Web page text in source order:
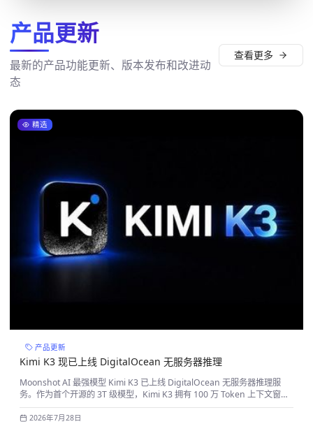
产品更新
最新的产品功能更新、版本发布和改进动
态
查看更多
精选
产品更新
Kimi K3 现已上线 DigitalOcean 无服务器推理
Moonshot AI 最强模型 Kimi K3 已上线 DigitalOcean 无服务器推理服
务。作为首个开源的 3T 级模型，Kimi K3 拥有 100 万 Token 上下文窗
口、原生多模态能力和长时自主 Agent 工作负载
2026年7月28日